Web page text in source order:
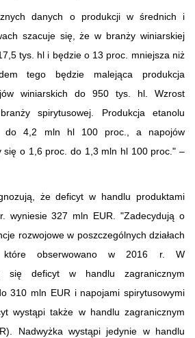
danych o produkcji w średnich i
szacuje się, że w branży winiarskiej
tys. hl i będzie o 13 proc. mniejsza niż
tego będzie malejąca produkcja
winiarskich do 950 tys. hl. Wzrost
spirytusowej. Produkcja etanolu
do 4,2 mln hl 100 proc., a napojów
się o 1,6 proc. do 1,3 mln hl 100 proc." –
że deficyt w handlu produktami
wyniesie 327 mln EUR. "Zadecydują o
rozwojowe w poszczególnych działach
które obserwowano w 2016 r. W
się deficyt w handlu zagranicznym
310 mln EUR i napojami spirytusowymi
wystąpi także w handlu zagranicznym
Nadwyżka wystąpi jedynie w handlu